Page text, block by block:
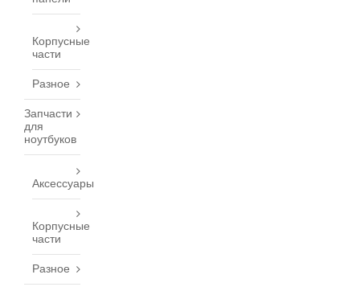
Корпусные
части
Разное
Запчасти
для
ноутбуков
Аксессуары
Корпусные
части
Разное